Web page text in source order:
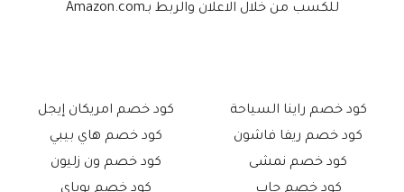
للكسب من خلال الاعلان والربط بـAmazon.com
كود خصم راينا السياحة
كود خصم ريفا فاشون
كود خصم نمشى
كود خصم جاب
كود خصم امريكان إيجل
كود خصم هاي بيبي
كود خصم ون زليون
كود خصم يوباى